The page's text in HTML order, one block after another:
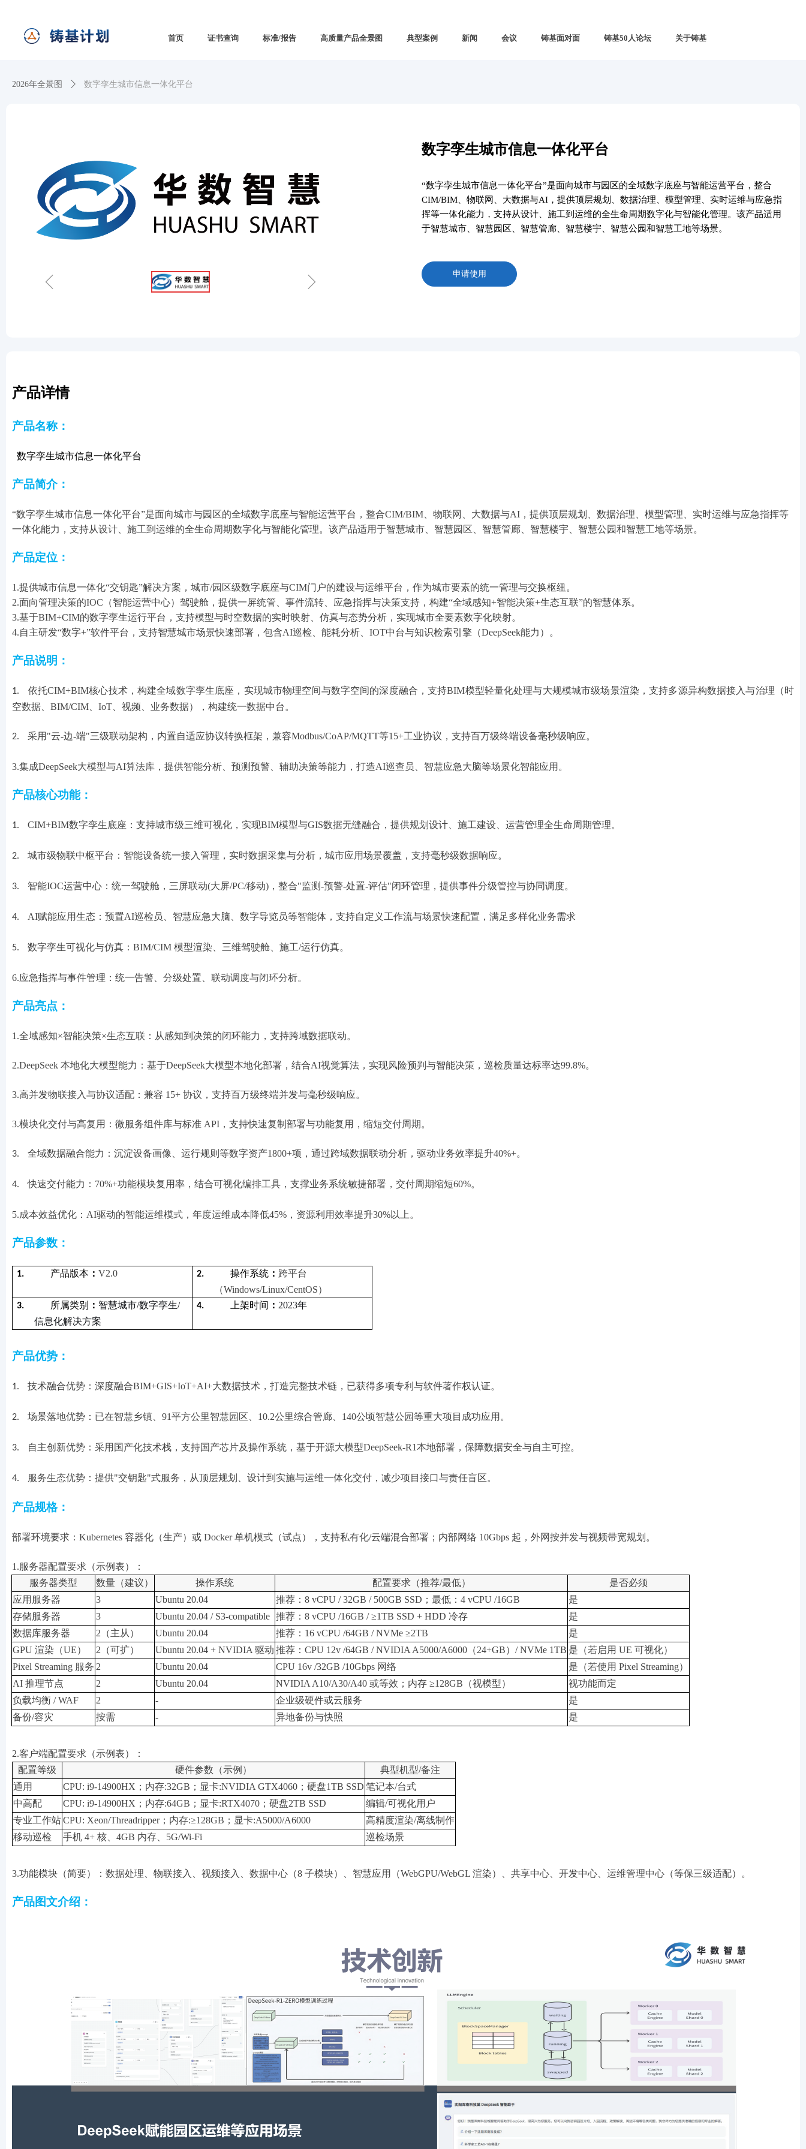
首页 证书查询 标准/报告 高质量产品全景图 典型案例 新闻 会议 铸基面对面 铸基50人论坛 关于铸基
ꁆ ꁇ
数字孪生城市信息一体化平台
“数字孪生城市信息一体化平台”是面向城市与园区的全域数字底座与智能运营平台，整合
CIM/BIM、物联网、大数据与AI，提供顶层规划、数据治理、模型管理、实时运维与应急指
挥等一体化能力，支持从设计、施工到运维的全生命周期数字化与智能化管理。该产品适用
于智慧城市、智慧园区、智慧管廊、智慧楼宇、智慧公园和智慧工地等场景。
申请使用
产品名称：
数字孪生城市信息一体化平台
产品简介：
“数字孪生城市信息一体化平台”是面向城市与园区的全域数字底座与智能运营平台，整合CIM/BIM、物联网、大数据与AI，提供顶层规划、数据治理、模型管理、实时运维与应急指挥等
一体化能力，支持从设计、施工到运维的全生命周期数字化与智能化管理。该产品适用于智慧城市、智慧园区、智慧管廊、智慧楼宇、智慧公园和智慧工地等场景。
产品定位：
1.提供城市信息一体化“交钥匙”解决方案 ， 城市/园区级数字底座与CIM门户的建设与运维平台，作为城市要素的统一管理与交换枢纽 。
2.面向管理决策的IOC（智能运营中心）驾驶舱，提供一屏统管、事件流转、应急指挥与决策支持 ，构建“全域感知+智能决策+生态互联”的智慧体系。
3.基于BIM+CIM的数字孪生运行平台，支持模型与时空数据的实时映射、仿真与态势分析 ，实现城市全要素数字化映射。
4.自主研发“数字+”软件平台，支持智慧城市场景快速部署， 包含AI巡检、能耗分析、 IOT中台与知识检索引擎（DeepSeek能力）。
产品说明：
1.
依托CIM+BIM核心技术，构建全域数字孪生底座，实现城市物理空间与数字空间的深度融合，支持BIM模型轻量化处理与大规模城市级场景渲染，支持多源异构数据接入与治理（时
空数据、BIM/CIM、IoT、视频、业务数据），构建统一数据中台。
2. 采用"云-边-端"三级联动架构，内置自适应协议转换框架，兼容Modbus/CoAP/MQTT等15+工业协议，支持百万级终端设备毫秒级响应。
3.集成DeepSeek大模型与AI算法库，提供智能分析、预测预警、辅助决策等能力，打造AI巡查员、智慧应急大脑等场景化智能应用。
产品核心功能：
1. CIM+BIM数字孪生底座：支持城市级三维可视化，实现BIM模型与GIS数据无缝融合，提供规划设计、施工建设、运营管理全生命周期管理。
2. 城市级物联中枢平台：智能设备统一接入管理，实时数据采集与分析，城市应用场景覆盖，支持毫秒级数据响应。
3. 智能IOC运营中心：统一驾驶舱，三屏联动(大屏/PC/移动)，整合"监测-预警-处置-评估"闭环管理，提供事件分级管控与协同调度。
4. AI赋能应用生态：预置AI巡检员、智慧应急大脑、数字导览员等智能体，支持自定义工作流与场景快速配置，满足多样化业务需求
5. 数字孪生可视化与仿真：BIM/CIM 模型渲染、三维驾驶舱、施工/运行仿真。
6.应急指挥与事件管理：统一告警、分级处置、联动调度与闭环分析。
产品亮点：
1.全域感知×智能决策×生态互联：从感知到决策的闭环能力，支持跨域数据联动。
2.DeepSeek 本地化大模型能力：基于DeepSeek大模型本地化部署，结合AI视觉算法，实现风险预判与智能决策，巡检质量达标率达99.8%。
3.高并发物联接入与协议适配：兼容 15+ 协议，支持百万级终端并发与毫秒级响应。
3.模块化交付与高复用：微服务组件库与标准 API，支持快速复制部署与功能复用，缩短交付周期。
3. 全域数据融合能力：沉淀设备画像、运行规则等数字资产1800+项，通过跨域数据联动分析，驱动业务效率提升40%+。
4. 快速交付能力：70%+功能模块复用率，结合可视化编排工具，支撑业务系统敏捷部署，交付周期缩短60%。
5.成本效益优化：AI驱动的智能运维模式，年度运维成本降低45%，资源利用效率提升30%以上。
产品参数：
1. 产品版本 ：V2.0 2. 操作系统 ： 跨平台
（Windows/Linux/CentOS）
3. 所属类别 ： 智慧城市/数字孪生/
信息化解决方案
4. 上架时间 ： 2023年
产品优势：
1. 技术融合优势：深度融合BIM+GIS+IoT+AI+大数据技术，打造完整技术链，已获得多项专利与软件著作权认证。
2. 场景落地优势：已在智慧乡镇、91平方公里智慧园区、10.2公里综合管廊、140公顷智慧公园等重大项目成功应用。
3. 自主创新优势：采用国产化技术栈，支持国产芯片及操作系统，基于开源大模型DeepSeek-R1本地部署，保障数据安全与自主可控。
4. 服务生态优势：提供"交钥匙"式服务，从顶层规划、设计到实施与运维一体化交付，减少项目接口与责任盲区。
产品规格：
部署环境要求：Kubernetes 容器化（生产）或 Docker 单机模式（试点），支持私有化/云端混合部署；内部网络 10Gbps 起，外网按并发与视频带宽规划。
1.服务器配置要求（示例表）：
服务器类型
数量（建议） 操作系统 配置要求（推荐/最低）
是否必须
应用服务器
3 Ubuntu 20.04 推荐：8 vCPU / 32GB / 500GB SSD；最低：4 vCPU /16GB
是
存储服务器
3 Ubuntu 20.04 / S3-compatible 推荐：8 vCPU /16GB / ≥1TB SSD + HDD 冷存
是
数据库服务器
2（主从） Ubuntu 20.04 推荐：16 vCPU /64GB / NVMe ≥2TB
是
GPU 渲染（UE）
2（可扩） Ubuntu 20.04 + NVIDIA 驱动 推荐：CPU 12v /64GB / NVIDIA A5000/A6000（24+GB）/ NVMe 1TB 是（若启用 UE 可视化）
Pixel Streaming 服务 2 Ubuntu 20.04 CPU 16v /32GB /10Gbps 网络
是（若使用 Pixel Streaming）
AI 推理节点
2 Ubuntu 20.04 NVIDIA A10/A30/A40 或等效；内存 ≥128GB（视模型）
视功能而定
负载均衡 / WAF
2 - 企业级硬件或云服务
是
备份/容灾
按需 - 异地备份与快照 是
2.客户端配置要求（示例表）：
配置等级
硬件参数（示例）
典型机型/备注
通用
CPU: i9-14900HX；内存:32GB；显卡:NVIDIA GTX4060；硬盘1TB SSD 笔记本/台式
中高配
CPU: i9-14900HX；内存:64GB；显卡:RTX4070；硬盘2TB SSD
编辑/可视化用户
专业工作站CPU: Xeon/Threadripper；内存:≥128GB；显卡:A5000/A6000
高精度渲染/离线制作
移动巡检
手机 4+ 核、4GB 内存、5G/Wi-Fi 巡检场景
3.功能模块（简要）：数据处理、物联接入、视频接入、数据中心（8 子模块）、智慧应用（WebGPU/WebGL 渲染）、共享中心、开发中心、运维管理中心（等保三级适配）。
产品图文介绍：
产品详情
2026年全景图 ꄲ 数字孪生城市信息一体化平台